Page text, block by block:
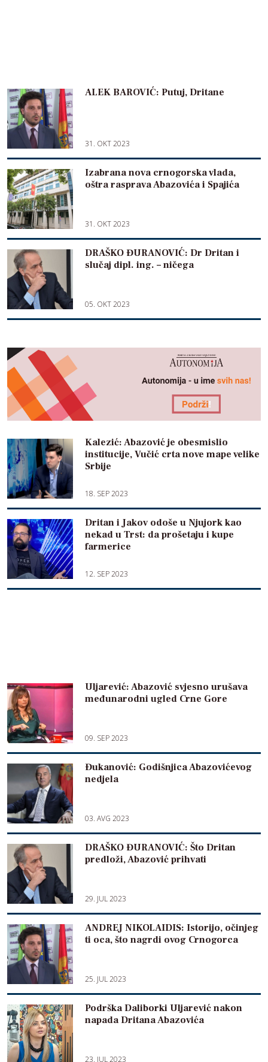
ALEK BAROVIĆ: Putuj, Dritane
31. OKT 2023
Izabrana nova crnogorska vlada,
oštra rasprava Abazovića i Spajića
31. OKT 2023
DRAŠKO ĐURANOVIĆ: Dr Dritan i
slučaj dipl. ing. – ničega
05. OKT 2023
Kalezić: Abazović je obesmislio
institucije, Vučić crta nove mape velike
Srbije
18. SEP 2023
Dritan i Jakov odoše u Njujork kao
nekad u Trst: da prošetaju i kupe
farmerice
12. SEP 2023
Uljarević: Abazović svjesno urušava
međunarodni ugled Crne Gore
09. SEP 2023
Đukanović: Godišnjica Abazovićevog
nedjela
03. AVG 2023
DRAŠKO ĐURANOVIĆ: Što Dritan
predloži, Abazović prihvati
29. JUL 2023
ANDREJ NIKOLAIDIS: Istorijo, očinjeg
ti oca, što nagrdi ovog Crnogorca
25. JUL 2023
Podrška Daliborki Uljarević nakon
napada Dritana Abazovića
23. JUL 2023